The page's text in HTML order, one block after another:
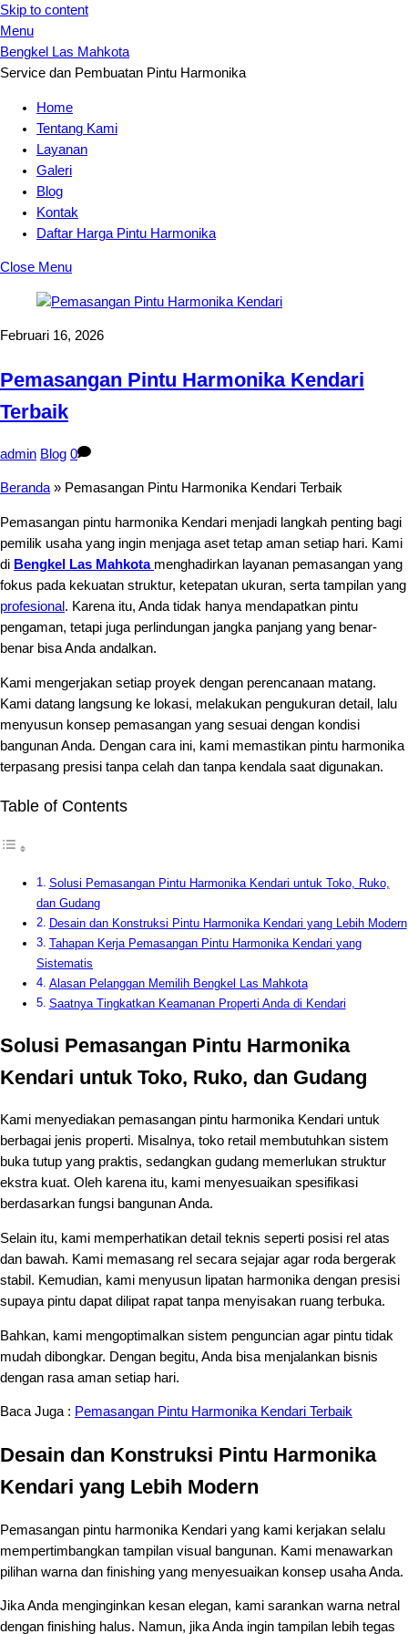
Skip to content
Menu
Bengkel Las Mahkota
Service dan Pembuatan Pintu Harmonika
Home
Tentang Kami
Layanan
Galeri
Blog
Kontak
Daftar Harga Pintu Harmonika
Close Menu
Februari 16, 2026
Pemasangan Pintu Harmonika Kendari
Terbaik
admin Blog 0
Beranda» Pemasangan Pintu Harmonika Kendari Terbaik
Pemasangan pintu harmonika Kendari menjadi langkah penting bagi
pemilik usaha yang ingin menjaga aset tetap aman setiap hari. Kami
di Bengkel Las Mahkota menghadirkan layanan pemasangan yang
fokus pada kekuatan struktur, ketepatan ukuran, serta tampilan yang
profesional . Karena itu, Anda tidak hanya mendapatkan pintu
pengaman, tetapi juga perlindungan jangka panjang yang benar-
benar bisa Anda andalkan.
Kami mengerjakan setiap proyek dengan perencanaan matang.
Kami datang langsung ke lokasi, melakukan pengukuran detail, lalu
menyusun konsep pemasangan yang sesuai dengan kondisi
bangunan Anda. Dengan cara ini, kami memastikan pintu harmonika
terpasang presisi tanpa celah dan tanpa kendala saat digunakan.
Table of Contents
Solusi Pemasangan Pintu Harmonika Kendari untuk Toko, Ruko,
dan Gudang
Desain dan Konstruksi Pintu Harmonika Kendari yang Lebih Modern
Tahapan Kerja Pemasangan Pintu Harmonika Kendari yang
Sistematis
Alasan Pelanggan Memilih Bengkel Las Mahkota
Saatnya Tingkatkan Keamanan Properti Anda di Kendari
Solusi Pemasangan Pintu Harmonika
Kendari untuk Toko, Ruko, dan Gudang
Kami menyediakan pemasangan pintu harmonika Kendari untuk
berbagai jenis properti. Misalnya, toko retail membutuhkan sistem
buka tutup yang praktis, sedangkan gudang memerlukan struktur
ekstra kuat. Oleh karena itu, kami menyesuaikan spesifikasi
berdasarkan fungsi bangunan Anda.
Selain itu, kami memperhatikan detail teknis seperti posisi rel atas
dan bawah. Kami memasang rel secara sejajar agar roda bergerak
stabil. Kemudian, kami menyusun lipatan harmonika dengan presisi
supaya pintu dapat dilipat rapat tanpa menyisakan ruang terbuka.
Bahkan, kami mengoptimalkan sistem penguncian agar pintu tidak
mudah dibongkar. Dengan begitu, Anda bisa menjalankan bisnis
dengan rasa aman setiap hari.
Baca Juga : Pemasangan Pintu Harmonika Kendari Terbaik
Desain dan Konstruksi Pintu Harmonika
Kendari yang Lebih Modern
Pemasangan pintu harmonika Kendari yang kami kerjakan selalu
mempertimbangkan tampilan visual bangunan. Kami menawarkan
pilihan warna dan finishing yang menyesuaikan konsep usaha Anda.
Jika Anda menginginkan kesan elegan, kami sarankan warna netral
dengan finishing halus. Namun, jika Anda ingin tampilan lebih tegas